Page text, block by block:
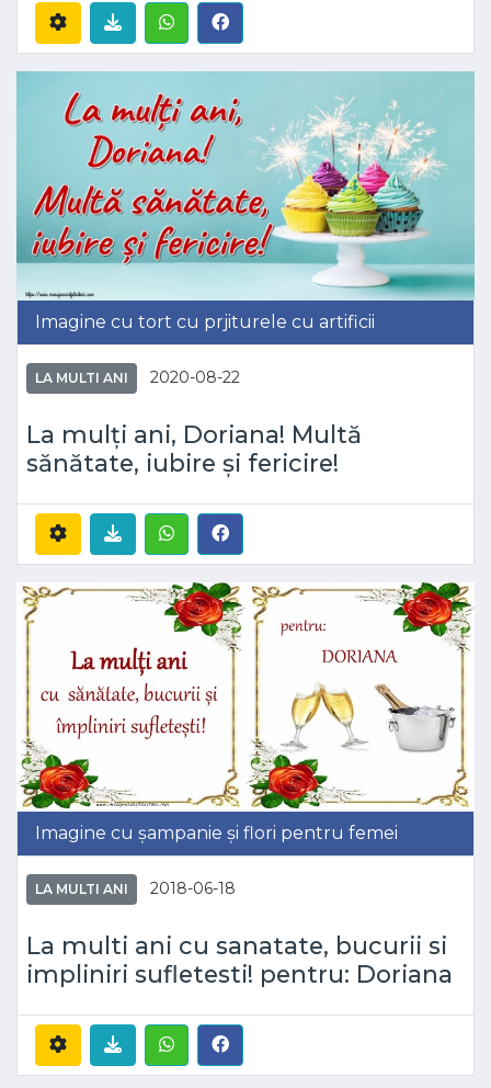
Imagine cu tort cu prjiturele cu artificii
LA MULTI ANI 2020-08-22
La mulți ani, Doriana! Multă
sănătate, iubire și fericire!
Imagine cu șampanie și flori pentru femei
LA MULTI ANI 2018-06-18
La multi ani cu sanatate, bucurii si
impliniri sufletesti! pentru: Doriana